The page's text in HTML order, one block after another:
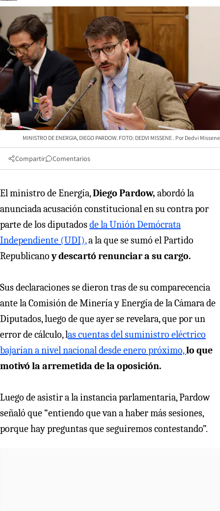
MINISTRO DE ENERGIA, DIEGO PARDOW. FOTO: DEDVI MISSENE Dedvi Missene
Compartir Comentarios
El ministro de Energía,Diego Pardow, abordó la
anunciada acusación constitucional en su contra por
parte de los diputadosde la Unión Demócrata
Independiente (UDI),a la que se sumó el Partido
Republicanoy descartó renunciar a su cargo.
Sus declaraciones se dieron tras de su comparecencia
ante la Comisión de Minería y Energía de la Cámara de
Diputados, luego de que ayer se revelara, que por un
error de cálculo, las cuentas del suministro eléctrico
bajarían a nivel nacional desde enero próximo,lo que
motivó la arremetida de la oposición.
Luego de asistir a la instancia parlamentaria, Pardow
señaló que “entiendo que van a haber más sesiones,
porque hay preguntas que seguiremos contestando”.